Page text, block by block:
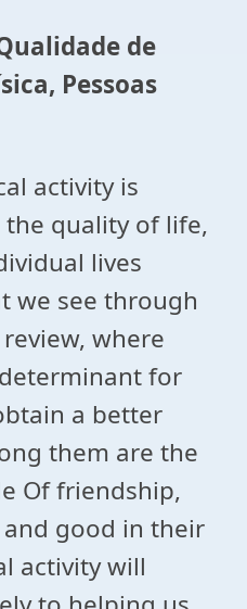
de
Pessoas
activity is
quality of life,
lives
we see through
where
for
a better
them are the
Of friendship,
good in their
activity will